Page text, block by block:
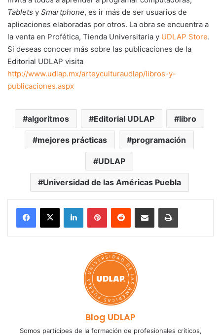
Tablets y Smartphone, es ir más de ser usuarios de
aplicaciones elaboradas por otros. La obra se encuentra a
la venta en Profética, Tienda Universitaria y UDLAP Store.
Si deseas conocer más sobre las publicaciones de la
Editorial UDLAP visita
http://www.udlap.mx/arteyculturaudlap/libros-y-
publicaciones.aspx
algoritmos Editorial UDLAP libro
mejores prácticas programación
UDLAP
Universidad de las Américas Puebla
LinkedInPinterestReddit Share via Email Print
Blog UDLAP
Somos partícipes de la formación de profesionales críticos,